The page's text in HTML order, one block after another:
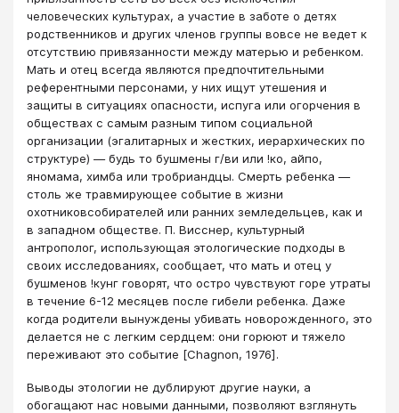
человеческих культурах, а участие в заботе о детях
родственников и других членов группы вовсе не ведет к
отсутствию привязанности между матерью и ребенком.
Мать и отец всегда являются предпочтительными
референтными персонами, у них ищут утешения и
защиты в ситуациях опасности, испуга или огорчения в
обществах с самым разным типом социальной
организации (эгалитарных и жестких, иерархических по
структуре) — будь то бушмены г/ви или !ко, айпо,
яномама, химба или тробриандцы. Смерть ребенка —
столь же травмирующее событие в жизни
охотниковсобирателей или ранних земледельцев, как и
в западном обществе. П. Висснер, культурный
антрополог, использующая этологические подходы в
своих исследованиях, сообщает, что мать и отец у
бушменов !кунг говорят, что остро чувствуют горе утраты
в течение 6-12 месяцев после гибели ребенка. Даже
когда родители вынуждены убивать новорожденного, это
делается не с легким сердцем: они горюют и тяжело
переживают это событие [Chagnon, 1976].
Выводы этологии не дублируют другие науки, а
обогащают нас новыми данными, позволяют взглянуть